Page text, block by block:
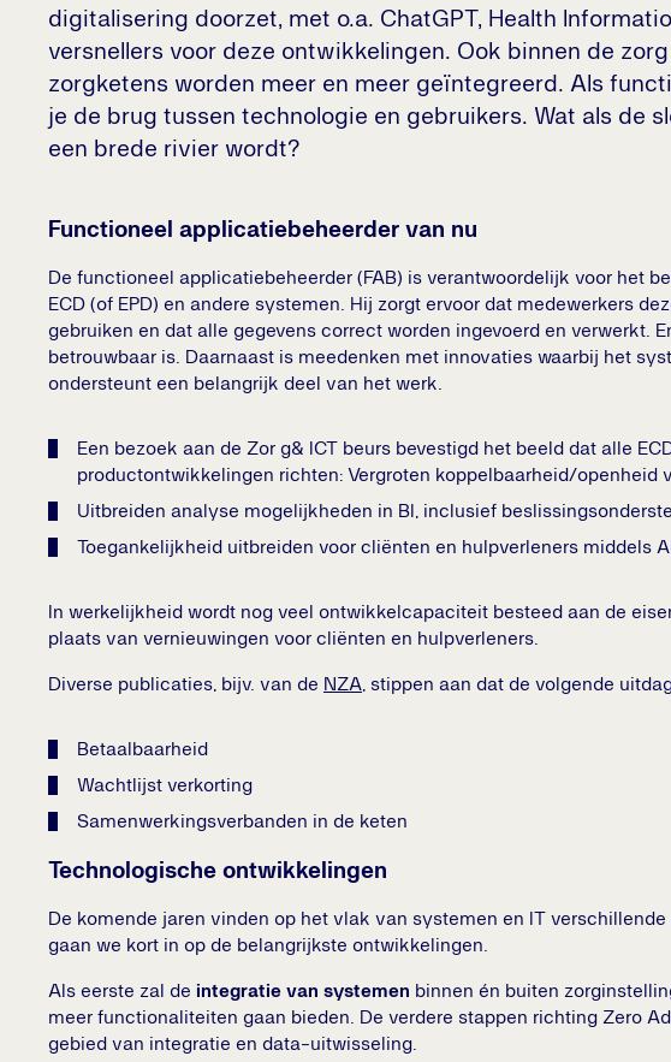
digitalisering doorzet, met o.a. ChatGPT, Health
versnellers voor deze ontwikkelingen. Ook binnen de
zorgketens worden meer en meer geïntegreerd. Als
je de brug tussen technologie en gebruikers. Wat als de
een brede rivier wordt?
Functioneel applicatiebeheerder van nu
De functioneel applicatiebeheerder (FAB) is verantwoordelijk voor het
ECD (of EPD) en andere systemen. Hij zorgt ervoor dat medewerkers
gebruiken en dat alle gegevens correct worden ingevoerd en verwerkt.
betrouwbaar is. Daarnaast is meedenken met innovaties waarbij het
ondersteunt een belangrijk deel van het werk.
Een bezoek aan de Zor g& ICT beurs bevestigd het beeld dat alle
productontwikkelingen richten: Vergroten koppelbaarheid/openheid
Uitbreiden analyse mogelijkheden in BI, inclusief
Toegankelijkheid uitbreiden voor cliënten en hulpverleners middels
In werkelijkheid wordt nog veel ontwikkelcapaciteit besteed aan de
plaats van vernieuwingen voor cliënten en hulpverleners.
Diverse publicaties, bijv. van de NZA, stippen aan dat de volgende
Betaalbaarheid
Wachtlijst verkorting
Samenwerkingsverbanden in de keten
Technologische ontwikkelingen
De komende jaren vinden op het vlak van systemen en IT
gaan we kort in op de belangrijkste ontwikkelingen.
Als eerste zal de integratie van systemen binnen én buiten
meer functionaliteiten gaan bieden. De verdere stappen richting Zero
gebied van integratie en data-uitwisseling.